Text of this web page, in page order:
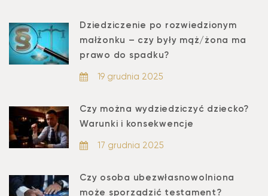
Dziedziczenie po rozwiedzionym
małżonku – czy były mąż/żona ma
prawo do spadku?
19 grudnia 2025
Czy można wydziedziczyć dziecko?
Warunki i konsekwencje
17 grudnia 2025
Czy osoba ubezwłasnowolniona
może sporządzić testament?